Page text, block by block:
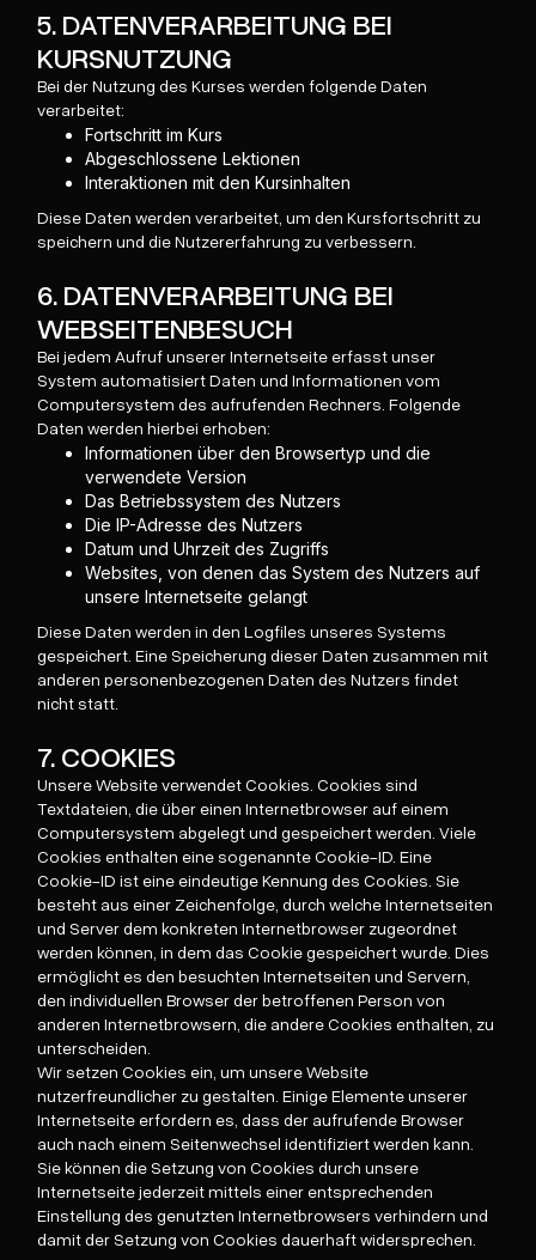
5. DATENVERARBEITUNG BEI
KURSNUTZUNG
Bei der Nutzung des Kurses werden folgende Daten
verarbeitet:
Fortschritt im Kurs
Abgeschlossene Lektionen
Interaktionen mit den Kursinhalten
Diese Daten werden verarbeitet, um den Kursfortschritt zu
speichern und die Nutzererfahrung zu verbessern.
6. DATENVERARBEITUNG BEI
WEBSEITENBESUCH
Bei jedem Aufruf unserer Internetseite erfasst unser
System automatisiert Daten und Informationen vom
Computersystem des aufrufenden Rechners. Folgende
Daten werden hierbei erhoben:
Informationen über den Browsertyp und die
verwendete Version
Das Betriebssystem des Nutzers
Die IP-Adresse des Nutzers
Datum und Uhrzeit des Zugriffs
Websites, von denen das System des Nutzers auf
unsere Internetseite gelangt
Diese Daten werden in den Logfiles unseres Systems
gespeichert. Eine Speicherung dieser Daten zusammen mit
anderen personenbezogenen Daten des Nutzers findet
nicht statt.
7. COOKIES
Unsere Website verwendet Cookies. Cookies sind
Textdateien, die über einen Internetbrowser auf einem
Computersystem abgelegt und gespeichert werden. Viele
Cookies enthalten eine sogenannte Cookie-ID. Eine
Cookie-ID ist eine eindeutige Kennung des Cookies. Sie
besteht aus einer Zeichenfolge, durch welche Internetseiten
und Server dem konkreten Internetbrowser zugeordnet
werden können, in dem das Cookie gespeichert wurde. Dies
ermöglicht es den besuchten Internetseiten und Servern,
den individuellen Browser der betroffenen Person von
anderen Internetbrowsern, die andere Cookies enthalten, zu
unterscheiden.
Wir setzen Cookies ein, um unsere Website
nutzerfreundlicher zu gestalten. Einige Elemente unserer
Internetseite erfordern es, dass der aufrufende Browser
auch nach einem Seitenwechsel identifiziert werden kann.
Sie können die Setzung von Cookies durch unsere
Internetseite jederzeit mittels einer entsprechenden
Einstellung des genutzten Internetbrowsers verhindern und
damit der Setzung von Cookies dauerhaft widersprechen.